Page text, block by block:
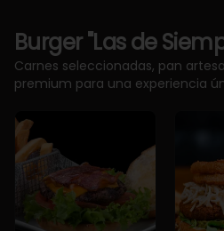
Burger "Las de
Carnes seleccionadas, pan
premium para una experiencia